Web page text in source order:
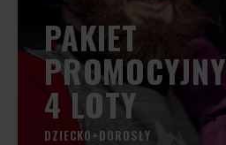
PAKIET
PROMOCYJNY
4 LOTY
DZIECKO+DOROSŁY